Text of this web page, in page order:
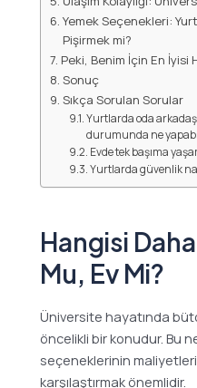
Yemek Seçenekleri:
Pişirmek mi?
Peki, Benim İçin En İyisi
Sonuç
Sıkça Sorulan Sorular
Yurtlarda oda
durumunda ne
Evde tek başıma
Yurtlarda güvenlik
Hangisi
Mu, Ev Mi?
Üniversite hayatında
öncelikli bir konudur. Bu
seçeneklerinin
karşılaştırmak önemlidir.